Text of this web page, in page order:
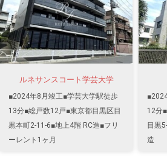
ルネサンスコート学芸大学
■2024年8月竣工■学芸大学駅徒歩
13分■総戸数12戸■東京都目黒区目
黒本町2-11-6■地上4階 RC造■フリ
ーレント1ヶ月
12分
目黒
造